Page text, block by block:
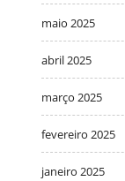
maio 2025
abril 2025
março 2025
fevereiro 2025
janeiro 2025